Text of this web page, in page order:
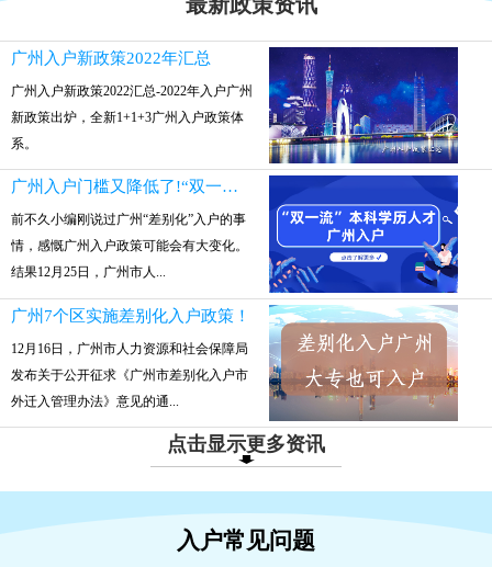
广州入户新政策2022年汇总
广州入户新政策2022汇总-2022年入户广州
新政策出炉，全新1+1+3广州入户政策体
系。
广州入户门槛又降低了!“双一流”本科参保就可入户
前不久小编刚说过广州“差别化”入户的事
情，感慨广州入户政策可能会有大变化。
结果12月25日，广州市人...
广州7个区实施差别化入户政策！
12月16日，广州市人力资源和社会保障局
发布关于公开征求《广州市差别化入户市
外迁入管理办法》意见的通...
点击显示更多资讯
入户常见问题